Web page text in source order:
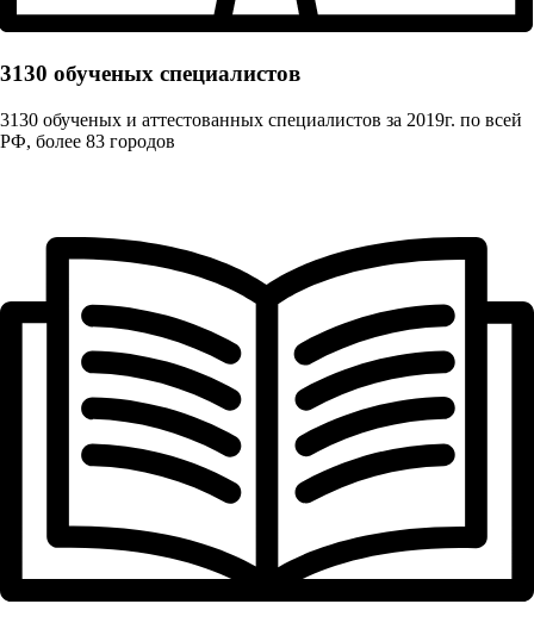
3130 обученых cпециалистов
3130 обученых и аттестованных специалистов за 2019г. по всей
РФ, более 83 городов